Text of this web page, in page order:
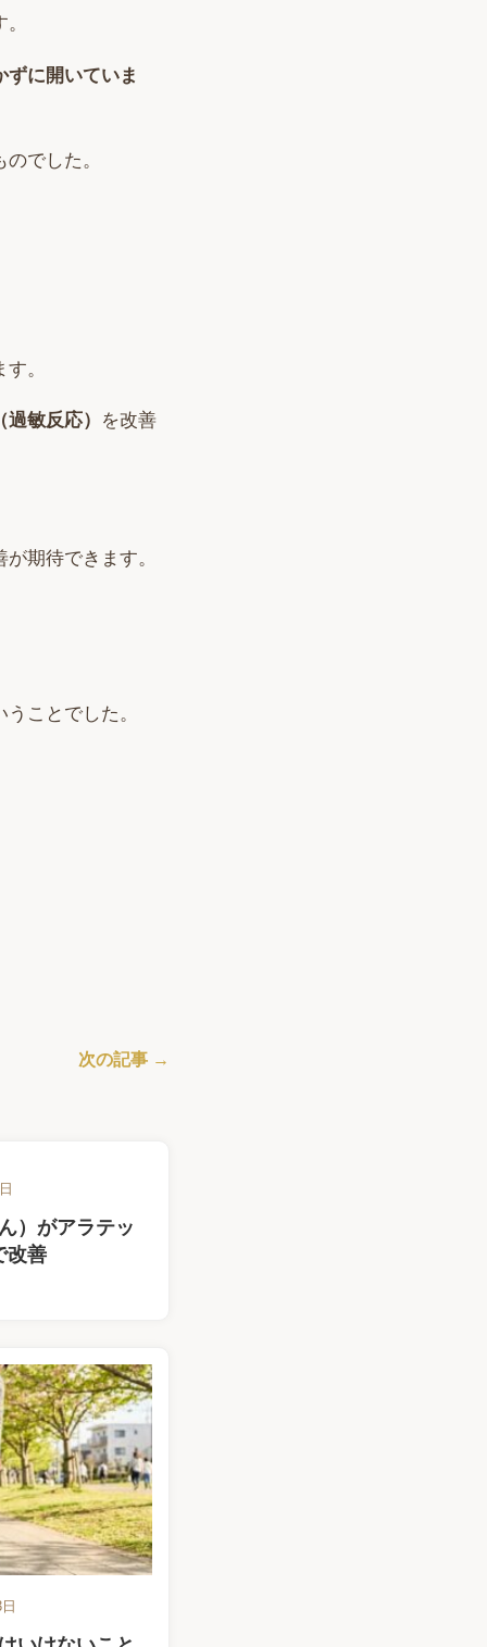
に開いていま
でした。
。
敏反応） を改善
期待できます。
ことでした。
次の記事 →
）がアラテッ
改善